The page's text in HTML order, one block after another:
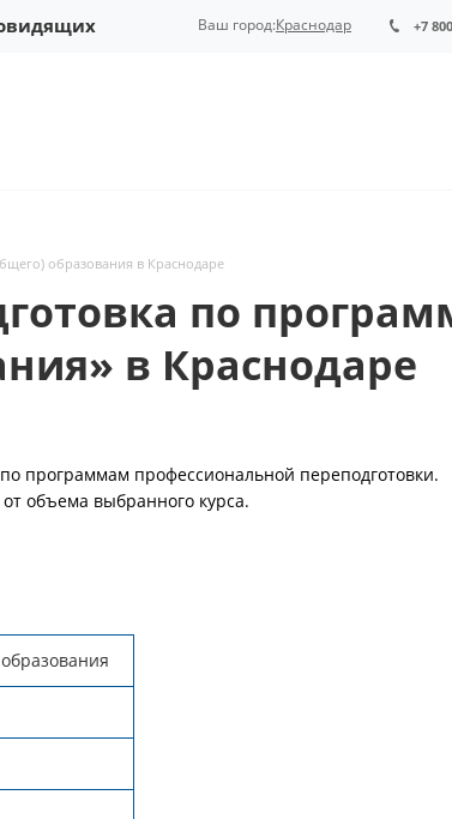
+7
Ваш город:Краснодар
образования в Краснодаре
по
в Краснодаре
программам профессиональной переподготовки.
объема выбранного курса.